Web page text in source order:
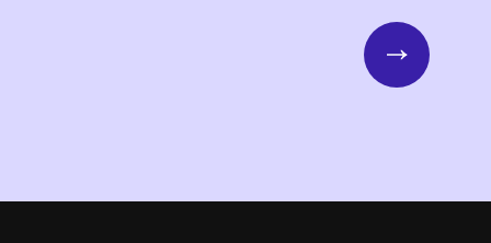
Next